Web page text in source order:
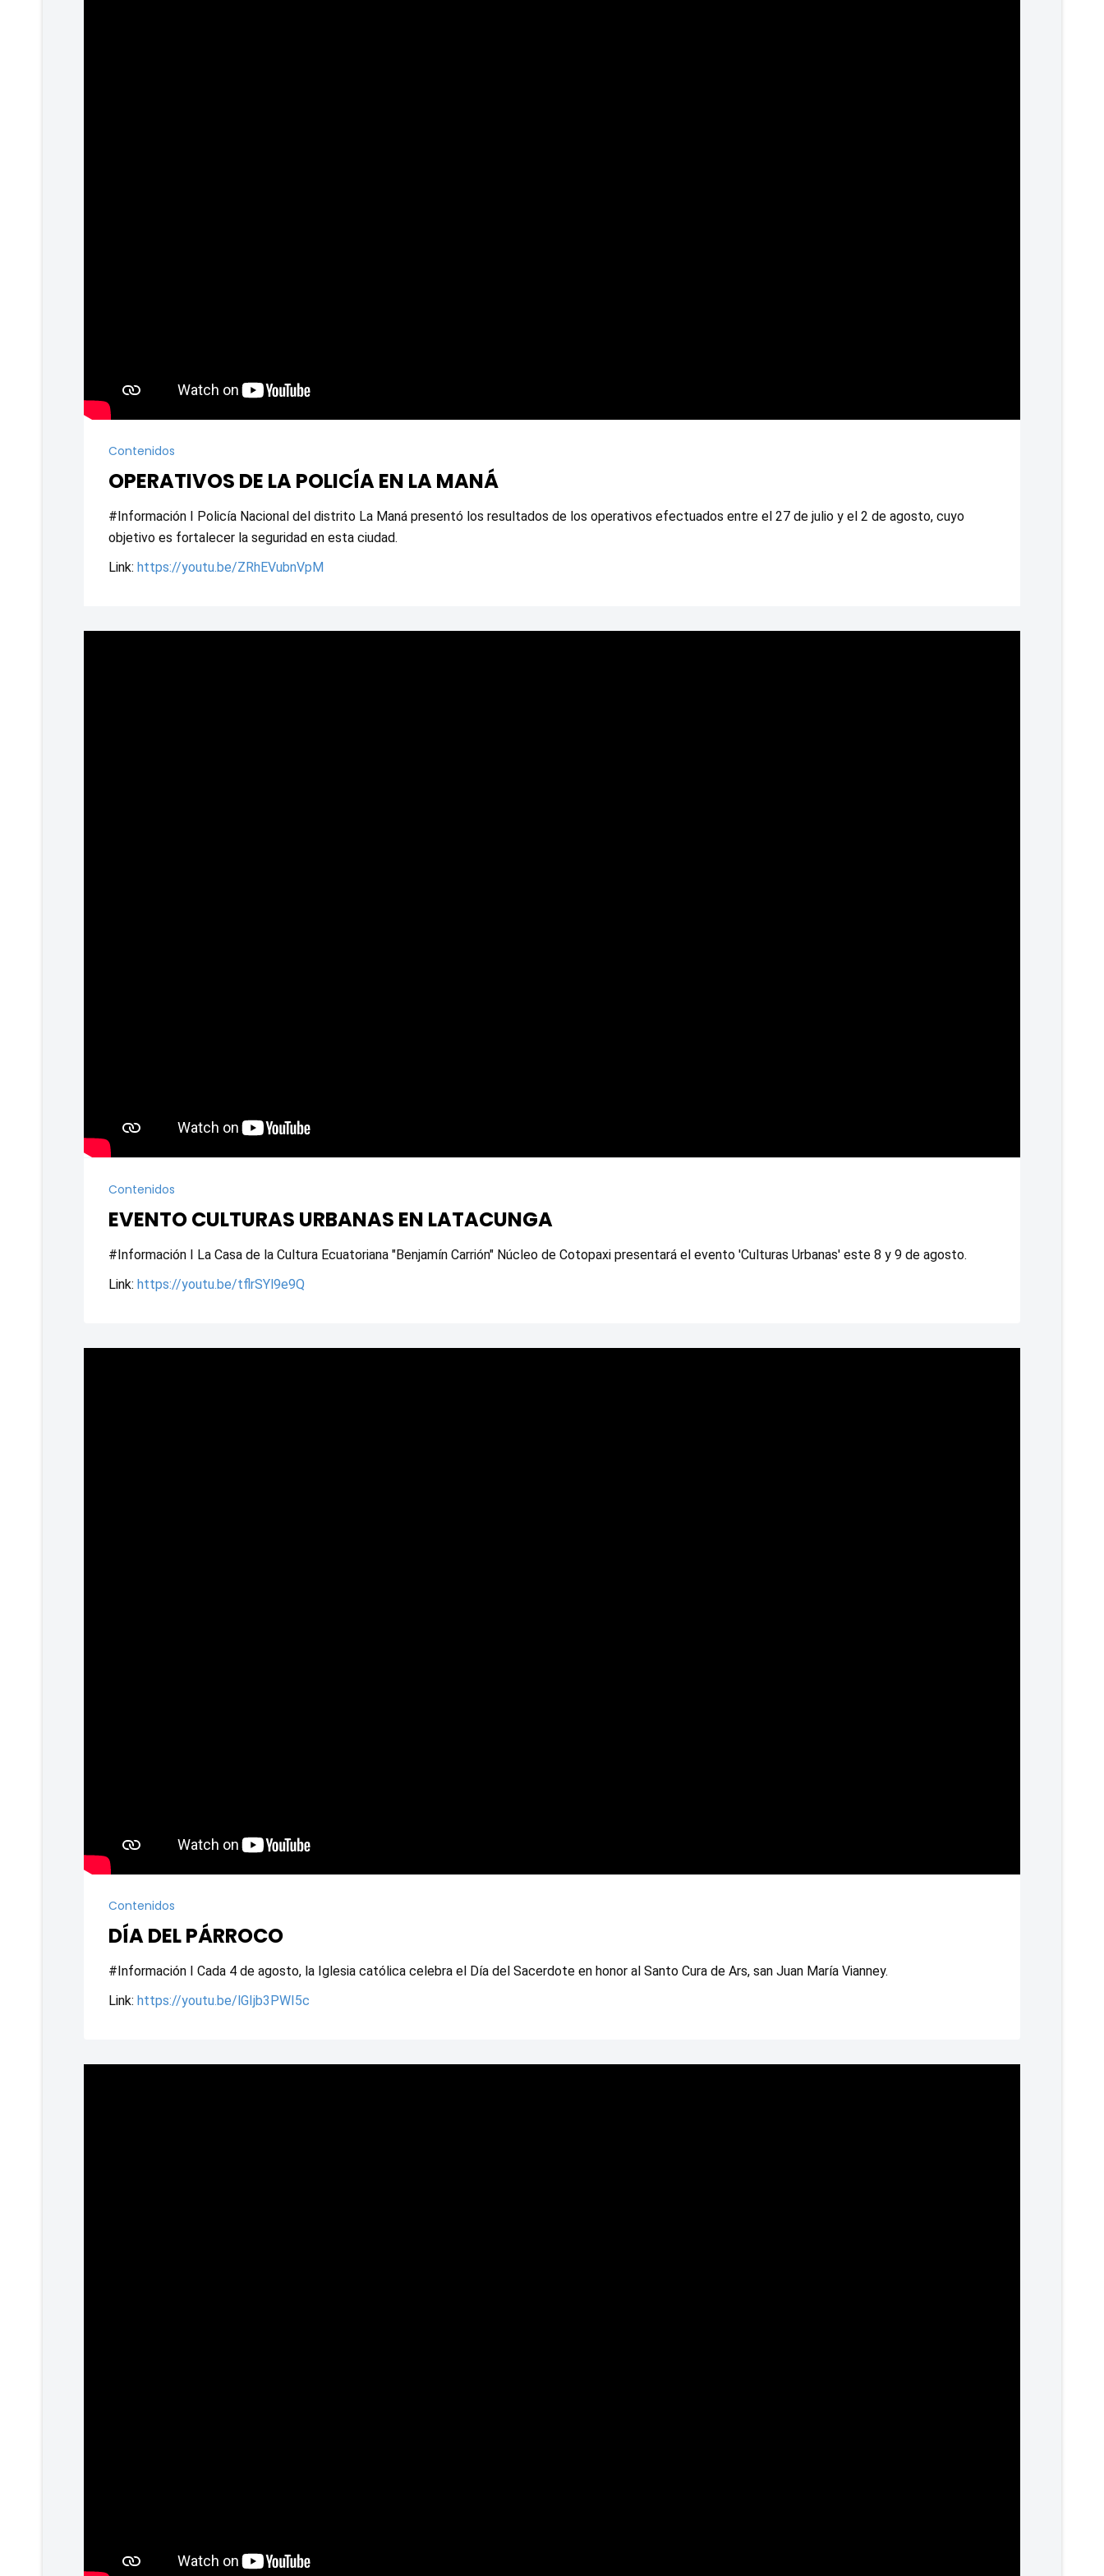
Contenidos
OPERATIVOS DE LA POLICÍA EN LA MANÁ
#Información I Policía Nacional del distrito La Maná presentó los resultados de los operativos efectuados entre el 27 de julio y el 2 de agosto, cuyo
objetivo es fortalecer la seguridad en esta ciudad.
Link: https://youtu.be/ZRhEVubnVpM
Contenidos
EVENTO CULTURAS URBANAS EN LATACUNGA
#Información I La Casa de la Cultura Ecuatoriana "Benjamín Carrión" Núcleo de Cotopaxi presentará el evento 'Culturas Urbanas' este 8 y 9 de agosto.
Link: https://youtu.be/tflrSYl9e9Q
Contenidos
DÍA DEL PÁRROCO
#Información I Cada 4 de agosto, la Iglesia católica celebra el Día del Sacerdote en honor al Santo Cura de Ars, san Juan María Vianney.
Link: https://youtu.be/lGIjb3PWI5c